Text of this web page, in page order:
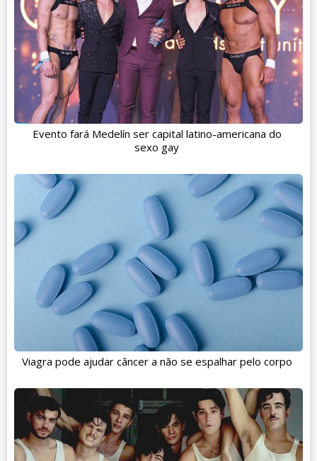
Evento fará Medelín ser capital latino-americana do
sexo gay
Viagra pode ajudar câncer a não se espalhar pelo corpo